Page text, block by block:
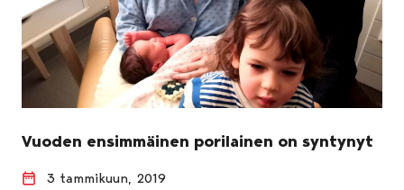
Vuoden ensimmäinen porilainen on syntynyt
3 tammikuun, 2019